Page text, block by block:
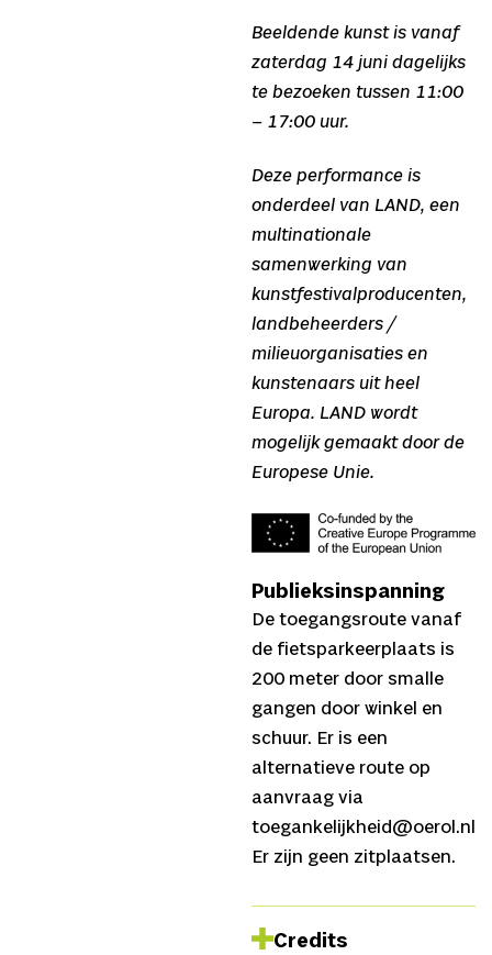
Beeldende kunst is vanaf
zaterdag 14 juni dagelijks
te bezoeken tussen 11:00
– 17:00 uur.
Deze performance is
onderdeel van LAND, een
multinationale
samenwerking van
kunstfestivalproducenten,
landbeheerders /
milieuorganisaties en
kunstenaars uit heel
Europa. LAND wordt
mogelijk gemaakt door de
Europese Unie.
Publieksinspanning
De toegangsroute vanaf
de fietsparkeerplaats is
200 meter door smalle
gangen door winkel en
schuur. Er is een
alternatieve route op
aanvraag via
toegankelijkheid@oerol.nl
Er zijn geen zitplaatsen.
Credits